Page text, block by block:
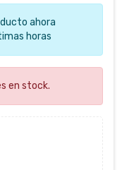
ahora
horas
en stock.